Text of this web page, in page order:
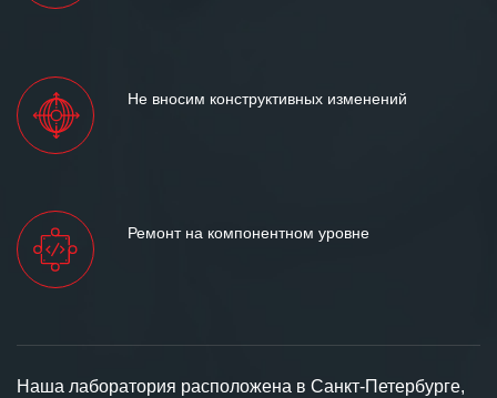
Не вносим конструктивных изменений
Ремонт на компонентном уровне
Наша лаборатория расположена в Санкт-Петербурге,